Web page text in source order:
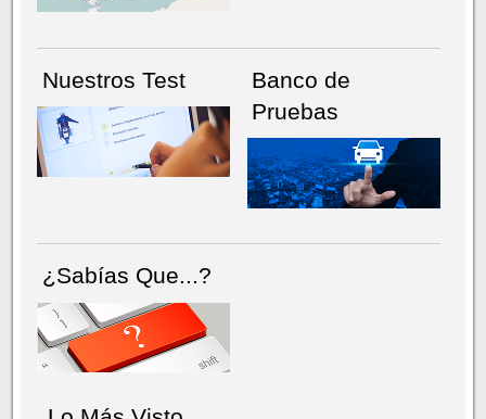
Nuestros Test
Banco de
Pruebas
¿Sabías Que...?